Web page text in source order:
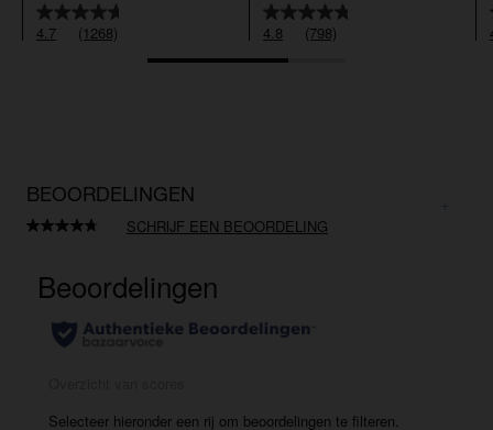
4.7 (1268) 4.8 (798)
BEOORDELINGEN
SCHRIJF EEN BEOORDELING